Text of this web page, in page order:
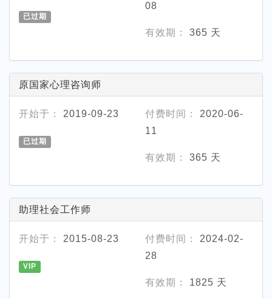
已过期
08
有效期： 365 天
原国家心理咨询师
开始于： 2019-09-23
已过期
付费时间：
2020-06-
11
有效期： 365 天
助理社会工作师
开始于： 2015-08-23
VIP
付费时间：
2024-02-
28
有效期： 1825 天